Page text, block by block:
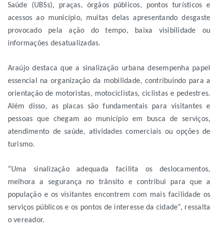
Saúde (UBSs), praças, órgãos públicos, pontos turísticos e
acessos ao município, muitas delas apresentando desgaste
provocado pela ação do tempo, baixa visibilidade ou
informações desatualizadas.
Araújo destaca que a sinalização urbana desempenha papel
essencial na organização da mobilidade, contribuindo para a
orientação de motoristas, motociclistas, ciclistas e pedestres.
Além disso, as placas são fundamentais para visitantes e
pessoas que chegam ao município em busca de serviços,
atendimento de saúde, atividades comerciais ou opções de
turismo.
“Uma sinalização adequada facilita os deslocamentos,
melhora a segurança no trânsito e contribui para que a
população e os visitantes encontrem com mais facilidade os
serviços públicos e os pontos de interesse da cidade”, ressalta
o vereador.